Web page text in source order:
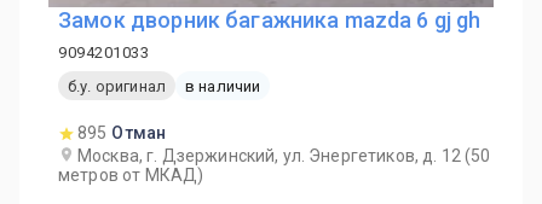
Замок дворник багажника mazda 6 gj gh
9094201033
б.у. оригинал
в наличии
895 Отман
Москва, г. Дзержинский, ул. Энергетиков, д. 12 (50
метров от МКАД)